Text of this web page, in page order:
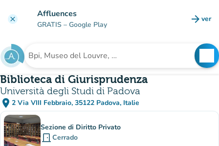
clear Affluences
GRATIS – Google Play arrow_forward ver
Buscar un establecimiento
Biblioteca di Giurisprudenza
Università degli Studi di Padova
place 2 Via VIII Febbraio, 35122 Padova, Italie
(abrir en Google Maps)
(nueva pestaña)
subsitio
Sezione di Diritto Privato
door_front Cerrado